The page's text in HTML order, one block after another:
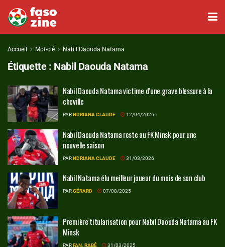
Accueil Mot-clé Nabil Daouda Natama
Étiquette : Nabil Daouda Natama
Nabil Daouda Natama victime d’une grave blessure à la
cheville
PARNDRIANA CLAUDE 12/04/2026
Nabil Daouda Natama reste au FK Minsk pour une
nouvelle saison
PARNDRIANA CLAUDE 31/03/2026
Nabil Natama élu meilleur joueur du mois de son club
PARGÉRARD 07/08/2025
Première titularisation pour Nabil Daouda Natama au FK
Minsk
PARFAN. RABÉ 31/03/2025